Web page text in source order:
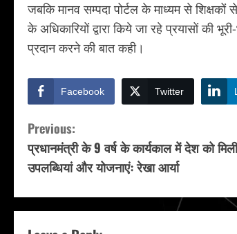
जबकि मानव सम्पदा पोर्टल के माध्यम से
के अधिकारियों द्वारा किये जा रहे प्रयासों की
प्रदान करने की बात कही।
Facebook Twitter
C
o
n
t
Previous:
प्रधानमंत्री के 9 वर्ष के कार्यकाल में देश को
उपलब्धियां और योजनाएंः रेखा आर्या